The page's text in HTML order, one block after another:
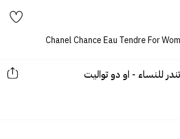
للنساء - او دو تواليت